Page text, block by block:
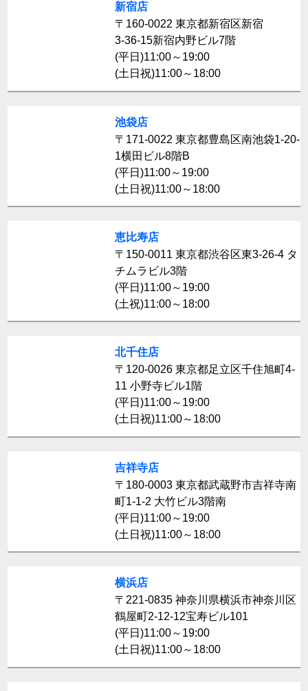
新宿店
〒160-0022 東京都新宿区新宿
3-36-15新宿内野ビル7階
(平日)11:00～19:00
(土日祝)11:00～18:00
池袋店
〒171-0022 東京都豊島区南池袋1-20-
1横田ビル8階B
(平日)11:00～19:00
(土日祝)11:00～18:00
恵比寿店
〒150-0011 東京都渋谷区東3-26-4 タ
チムラビル3階
(平日)11:00～19:00
(土祝)11:00～18:00
北千住店
〒120-0026 東京都足立区千住旭町4-
11 小野寺ビル1階
(平日)11:00～19:00
(土日祝)11:00～18:00
吉祥寺店
〒180-0003 東京都武蔵野市吉祥寺南
町1-1-2 大竹ビル3階南
(平日)11:00～19:00
(土日祝)11:00～18:00
横浜店
〒221-0835 神奈川県横浜市神奈川区
鶴屋町2-12-12宝寿ビル101
(平日)11:00～19:00
(土日祝)11:00～18:00